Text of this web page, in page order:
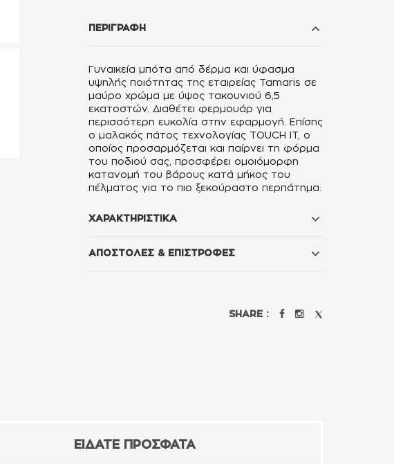
ΠΕΡΙΓΡΑΦΗ
Γυναικεία μπότα από δέρμα και ύφασμα
υψηλής ποιότητας της εταιρείας Tamaris σε
μαύρο χρώμα με ύψος τακουνιού 6,5
εκατοστών. Διαθέτει φερμουάρ για
περισσότερη ευκολία στην εφαρμογή. Επίσης
ο μαλακός πάτος τεχνολογίας TOUCH IT, ο
οποίος προσαρμόζεται και παίρνει τη φόρμα
του ποδιού σας, προσφέρει ομοιόμορφη
κατανομή του βάρους κατά μήκος του
πέλματος για το πιο ξεκούραστο περπάτημα.
ΧΑΡΑΚΤΗΡΙΣΤΙΚΑ
ΑΠΟΣΤΟΛΕΣ & ΕΠΙΣΤΡΟΦΕΣ
SHARE :
ΕΙΔΑΤΕ ΠΡΟΣΦΑΤΑ